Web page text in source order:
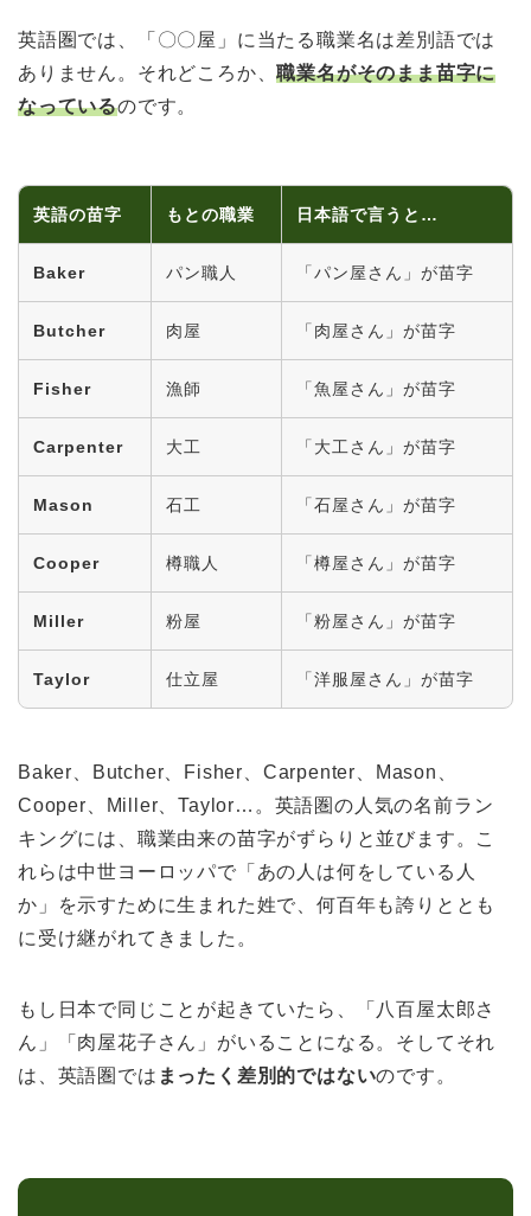
英語圏では、「〇〇屋」に当たる職業名は差別語では
ありません。それどころか、職業名がそのまま苗字に
なっているのです。
英語の苗字 もとの職業 日本語で言うと…
Baker パン職人 「パン屋さん」が苗字
Butcher 肉屋 「肉屋さん」が苗字
Fisher 漁師 「魚屋さん」が苗字
Carpenter 大工 「大工さん」が苗字
Mason 石工 「石屋さん」が苗字
Cooper 樽職人 「樽屋さん」が苗字
Miller 粉屋 「粉屋さん」が苗字
Taylor 仕立屋 「洋服屋さん」が苗字
Baker、Butcher、Fisher、Carpenter、Mason、
Cooper、Miller、Taylor…。英語圏の人気の名前ラン
キングには、職業由来の苗字がずらりと並びます。こ
れらは中世ヨーロッパで「あの人は何をしている人
か」を示すために生まれた姓で、何百年も誇りととも
に受け継がれてきました。
もし日本で同じことが起きていたら、「八百屋太郎さ
ん」「肉屋花子さん」がいることになる。そしてそれ
は、英語圏では まったく差別的ではないのです。